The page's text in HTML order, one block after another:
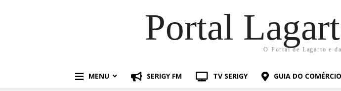
Portal
O Portal de Lagarto e
MENU SERIGY FM TV SERIGY GUIA DO COMÉRCIO